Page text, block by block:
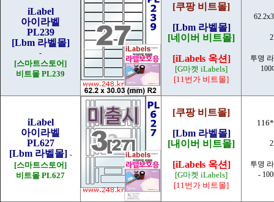
iLabel
아이라벨
PL239
[Lbm 라벨몰]
-
[스마트스토어]
비트몰 PL239
[쿠팡 비트몰]
[Lbm 라벨몰]
[네이버 비트몰]
[iLabels 옥션]
[G마켓 iLabels]
[11번가 비트몰]
투명
100
iLabel
아이라벨
PL627
[Lbm 라벨몰] -
[스마트스토어]
비트몰 PL627
[쿠팡 비트몰]
[Lbm 라벨몰]
[내이버 비트몰]
[iLabels 옥션]
[G마켓 iLabels]
[11번가 비트몰]
투명
-